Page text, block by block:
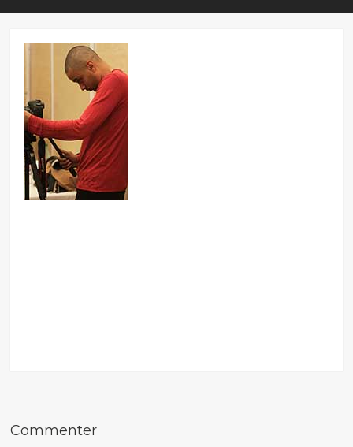
Commenter